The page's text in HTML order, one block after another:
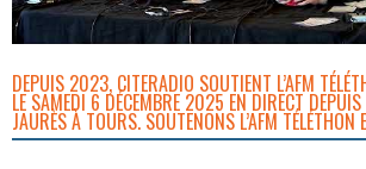
DEPUIS 2023, CITERADIO SOUTIENT L’AFM
LE SAMEDI 6 DÉCEMBRE 2025 EN DIRECT DEPUIS
JAURÈS À TOURS. SOUTENONS L’AFM